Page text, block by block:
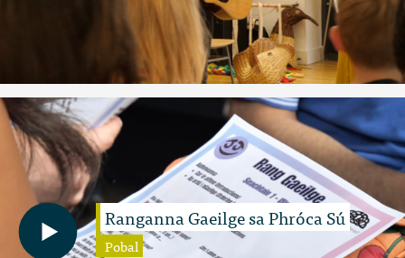
Ranganna Gaeilge sa Phróca Sú
Pobal